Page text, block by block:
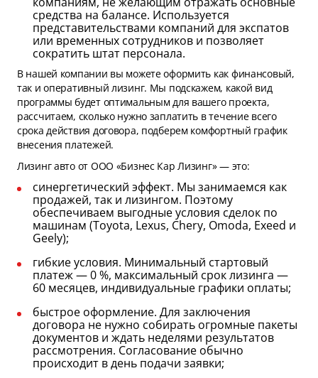
средства на балансе. Используется
представительствами компаний для экспатов
или временных сотрудников и позволяет
сократить штат персонала.
В нашей компании вы можете оформить как финансовый,
так и оперативный лизинг. Мы подскажем, какой вид
программы будет оптимальным для вашего проекта,
рассчитаем, сколько нужно заплатить в течение всего
срока действия договора, подберем комфортный график
внесения платежей.
Лизинг авто от ООО «Бизнес Кар Лизинг» — это:
синергетический эффект. Мы занимаемся как
продажей, так и лизингом. Поэтому
обеспечиваем выгодные условия сделок по
машинам (Toyota, Lexus, Chery, Omoda, Exeed и
Geely);
гибкие условия. Минимальный стартовый
платеж — 0 %, максимальный срок лизинга —
60 месяцев, индивидуальные графики оплаты;
быстрое оформление. Для заключения
договора не нужно собирать огромные пакеты
документов и ждать неделями результатов
рассмотрения. Согласование обычно
происходит в день подачи заявки;